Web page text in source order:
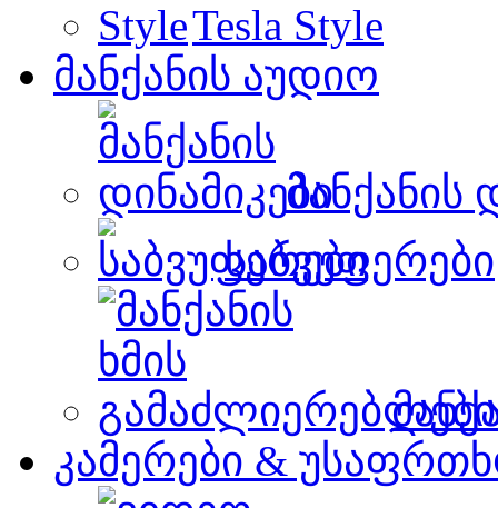
Tesla Style
მანქანის აუდიო
მანქანის
საბვუფერები
კამერები &